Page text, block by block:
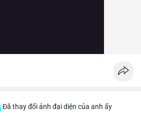
Đã thay đổi ảnh đại diện của anh ấy